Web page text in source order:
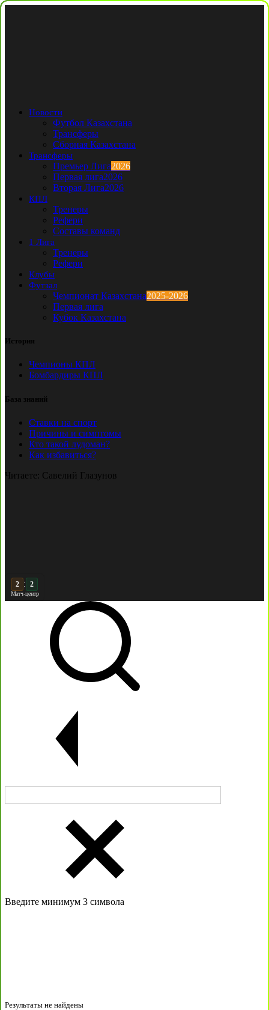
Новости
Футбол Казахстана
Трансферы
Сборная Казахстана
Трансферы
Премьер Лига2026
Первая лига2026
Вторая Лига2026
КПЛ
Тренеры
Рефери
Составы команд
1 Лига
Тренеры
Рефери
Клубы
Футзал
Чемпионат Казахстана2025-2026
Первая лига
Кубок Казахстана
История
Чемпионы КПЛ
Бомбардиры КПЛ
База знаний
Ставки на спорт
Причины и симптомы
Кто такой лудоман?
Как избавиться?
Читаете: Савелий Глазунов
: 2
Матч-центр
Введите минимум 3 символа
Результаты не найдены